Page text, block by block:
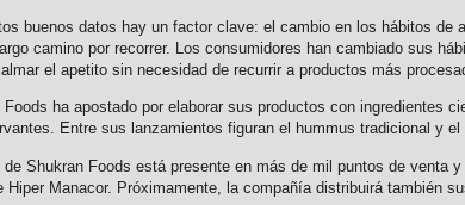
buenos datos hay un factor clave: el cambio en los hábitos
camino por recorrer. Los consumidores han cambiado sus
el apetito sin necesidad de recurrir a productos más
ha apostado por elaborar sus productos con ingredientes
Entre sus lanzamientos figuran el hummus tradicional y
Shukran Foods está presente en más de mil puntos de venta
Manacor. Próximamente, la compañía distribuirá también